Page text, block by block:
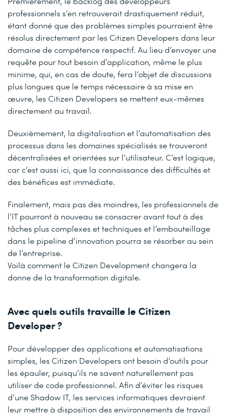
professionnels s’en retrouverait drastiquement réduit,
étant donné que des problèmes simples pourraient être
résolus directement par les Citizen Developers dans leur
domaine de compétence respectif. Au lieu d’envoyer une
requête pour tout besoin d’application, même le plus
minime, qui, en cas de doute, fera l’objet de discussions
plus longues que le temps nécessaire à sa mise en
œuvre, les Citizen Developers se mettent eux-mêmes
directement au travail.
Deuxièmement, la digitalisation et l’automatisation des
processus dans les domaines spécialisés se trouveront
décentralisées et orientées sur l’utilisateur. C’est logique,
car c’est aussi ici, que la connaissance des difficultés et
des bénéfices est immédiate.
Finalement, mais pas des moindres, les professionnels de
l’IT pourront à nouveau se consacrer avant tout à des
tâches plus complexes et techniques et l’embouteillage
dans le pipeline d’innovation pourra se résorber au sein
de l’entreprise.
Voilà comment le Citizen Development changera la
donne de la transformation digitale.
Avec quels outils travaille le Citizen
Developer ?
Pour développer des applications et automatisations
simples, les Citizen Developers ont besoin d’outils pour
les épauler, puisqu’ils ne savent naturellement pas
utiliser de code professionnel. Afin d’éviter les risques
d’une Shadow IT, les services informatiques devraient
leur mettre à disposition des environnements de travail